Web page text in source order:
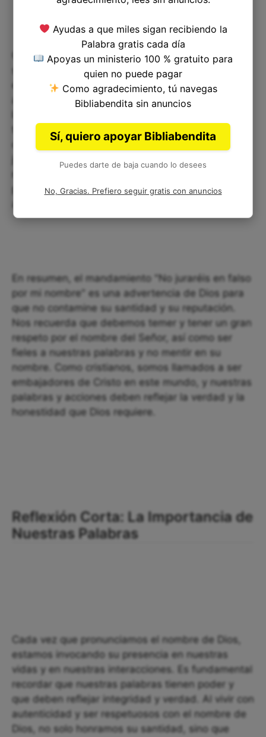
Como cristianos, es importante recordar que
somos llamados a ser embajadores de Cristo en
este mundo. Las palabras que hablamos y las
acciones que tomamos deben reflejar la verdad y
tomar su nombre en vano, pero debemos ser
claros y precisos en lo que decimos, ya sea al
jurar una promesa o al dar testimonio sobre
pero es muy importante recordarlo siempre y
En resumen, el mandamiento "No juraréis en falso
por mi nombre" es una advertencia de Dios para
que no contamine su santidad y su reputación.
Nos recuerda que debemos temer y tener un gran
respeto por el nombre del Señor, así como ser
fieles a nuestras palabras y no mentir en su
nombre. Como cristianos, somos llamados a ser
embajadores de Cristo en este mundo, y nuestras
palabras y acciones deben reflejar la verdad y la
honestidad que Dios requiere.
Reflexión Corta: La Importancia de
Nuestras Palabras
Cada vez que pronunciamos el nombre de Dios,
estamos invocando su presencia en nuestras
vidas y en nuestras interacciones. Es fundamental
recordar que nuestras palabras tienen poder y
que deben reflejar integridad y verdad. Al vivir con
autenticidad y ser respetuosos con el nombre de
Dios, no solo honramos su santidad, sino que
Ayudas a que miles sigan recibiendo la
Palabra gratis cada día
Apoyas un ministerio 100 % gratuito para
quien no puede pagar
Como agradecimiento, tú navegas
Bibliabendita sin anuncios
Sí, quiero apoyar Bibliabendita
Puedes darte de baja cuando lo desees
No, Gracias. Prefiero seguir gratis con anuncios